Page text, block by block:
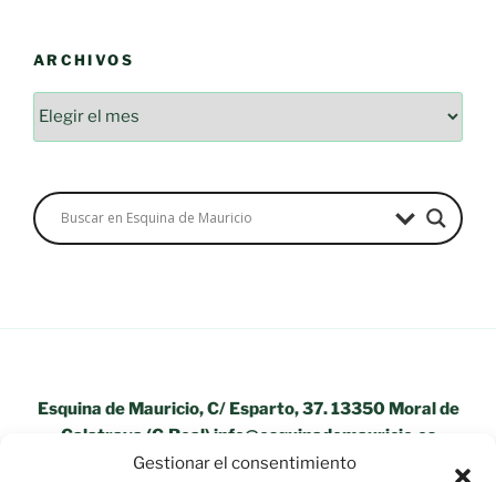
Gestionar el consentimiento
ARCHIVOS
Esquina de Mauricio, C/ Esparto, 37. 13350 Moral de
Calatrava (C.Real) info@esquinademauricio.es